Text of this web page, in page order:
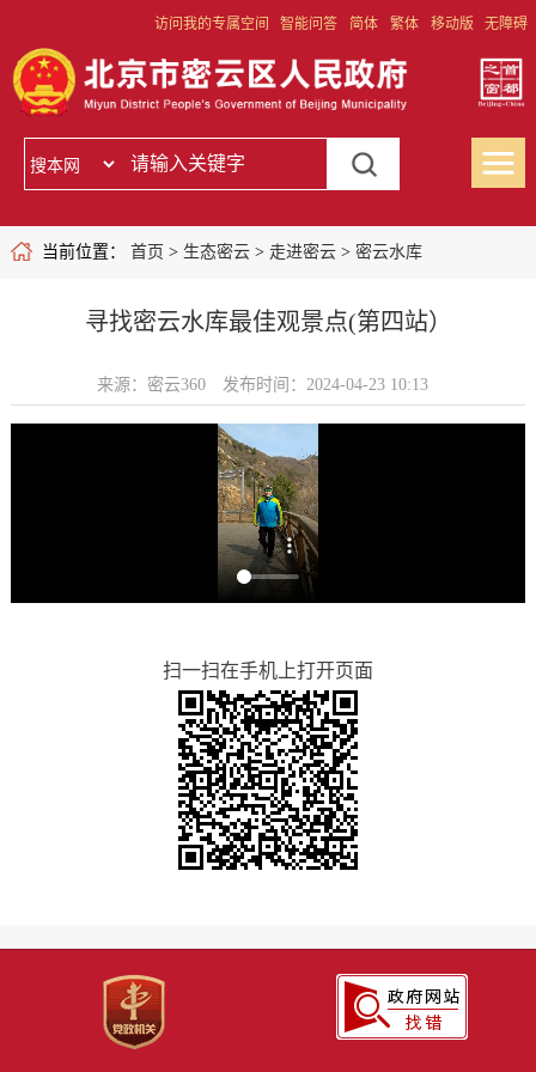
访问我的专属空间 智能问答 简体 繁体 移动版 无障碍
当前位置： 首页 > 生态密云> 走进密云> 密云水库
寻找密云水库最佳观景点(第四站）
来源：密云360 发布时间：2024-04-23 10:13
扫一扫在手机上打开页面